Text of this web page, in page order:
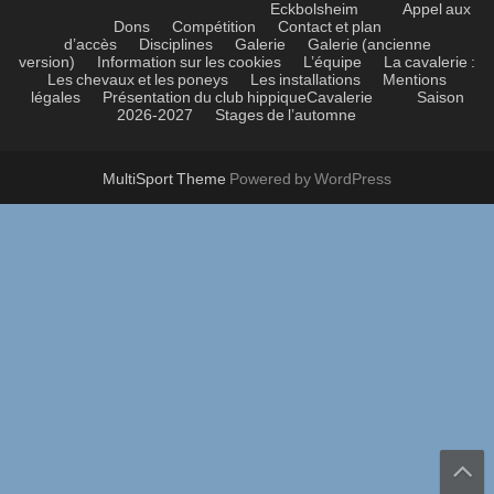
Eckbolsheim
Appel aux
Dons
Compétition
Contact et plan
d’accès
Disciplines Galerie
Galerie (ancienne
version)
Information sur les cookies L’équipe
La cavalerie :
Les chevaux et les poneys
Les installations
Mentions
légales
Présentation du club hippiqueCavalerie
Saison
2026-2027
Stages de l’automne
MultiSport Theme Powered by WordPress